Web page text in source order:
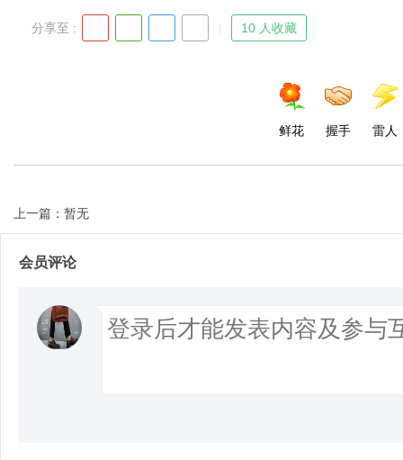
分享至 : 10 人收藏
鲜花 握手 雷人
上一篇：暂无
会员评论